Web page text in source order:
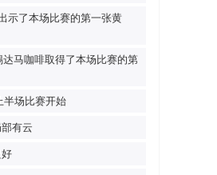
示了本场比赛的第一张黄
马咖啡取得了本场比赛的第
半场比赛开始
有云